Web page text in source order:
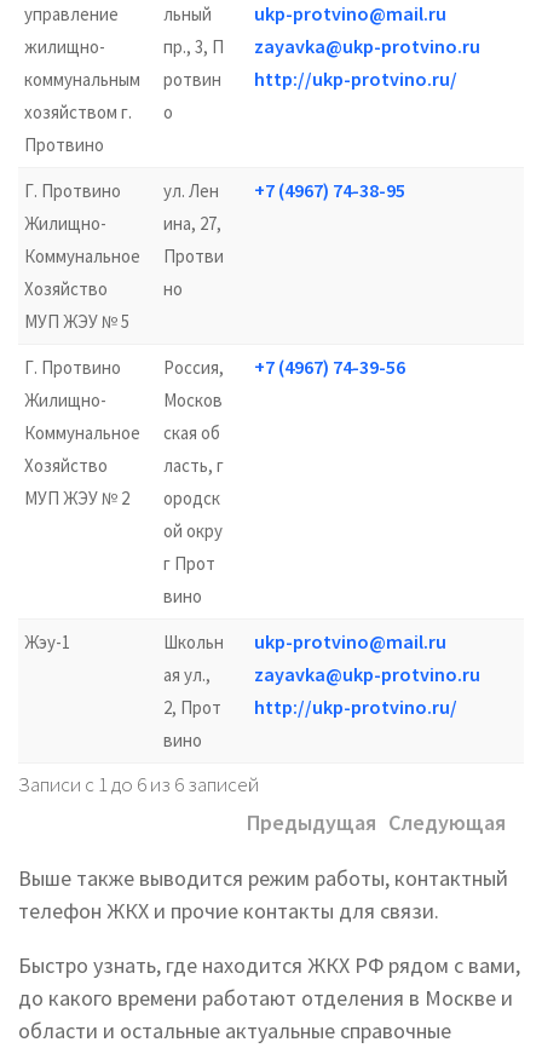
управление
жилищно-
коммунальным
хозяйством г.
Протвино
льный
пр., 3, П
ротвин
о
ukp-protvino@mail.ru
zayavka@ukp-protvino.ru
http://ukp-protvino.ru/
Г. Протвино
Жилищно-
Коммунальное
Хозяйство
МУП ЖЭУ № 5
ул. Лен
ина, 27,
Протви
но
+7 (4967) 74-38-95
Г. Протвино
Жилищно-
Коммунальное
Хозяйство
МУП ЖЭУ № 2
Россия,
Москов
ская об
ласть, г
ородск
ой окру
г Прот
вино
+7 (4967) 74-39-56
Жэу-1
Школьн
ая ул.,
2, Прот
вино
ukp-protvino@mail.ru
zayavka@ukp-protvino.ru
http://ukp-protvino.ru/
Записи с 1 до 6 из 6 записей
Предыдущая Следующая
Выше также выводится режим работы, контактный
телефон ЖКХ и прочие контакты для связи.
Быстро узнать, где находится ЖКХ РФ рядом с вами,
до какого времени работают отделения в Москве и
области и остальные актуальные справочные